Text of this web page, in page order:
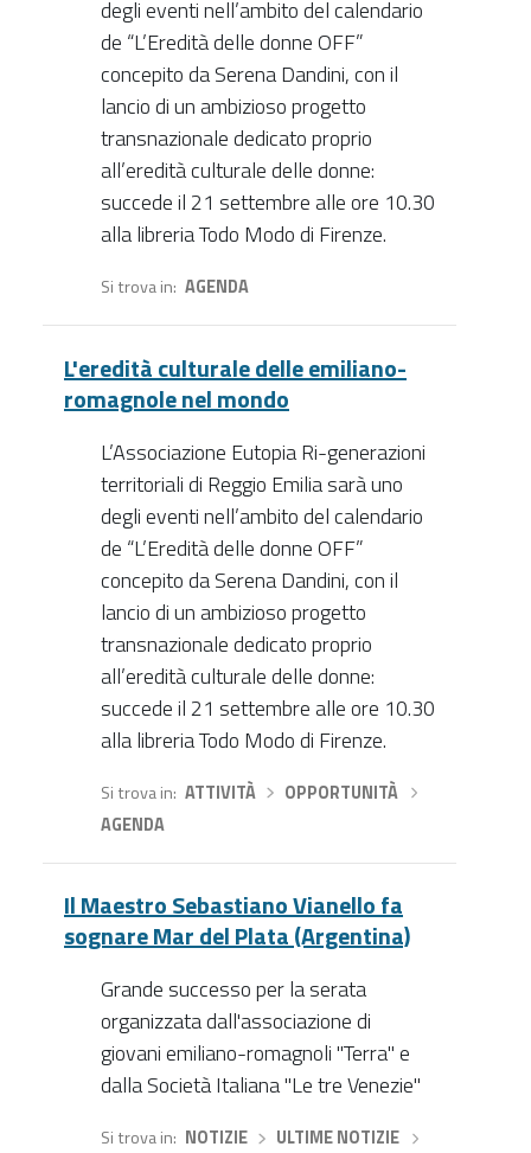
degli eventi nell’ambito del calendario
de “L’Eredità delle donne OFF”
concepito da Serena Dandini, con il
lancio di un ambizioso progetto
transnazionale dedicato proprio
all’eredità culturale delle donne:
succede il 21 settembre alle ore 10.30
alla libreria Todo Modo di Firenze.
Si trova in AGENDA
L'eredità culturale delle emiliano-
romagnole nel mondo
L’Associazione Eutopia Ri-generazioni
territoriali di Reggio Emilia sarà uno
degli eventi nell’ambito del calendario
de “L’Eredità delle donne OFF”
concepito da Serena Dandini, con il
lancio di un ambizioso progetto
transnazionale dedicato proprio
all’eredità culturale delle donne:
succede il 21 settembre alle ore 10.30
alla libreria Todo Modo di Firenze.
Si trova in ATTIVITÀ› OPPORTUNITÀ
AGENDA
Il Maestro Sebastiano Vianello fa
sognare Mar del Plata (Argentina)
Grande successo per la serata
organizzata dall'associazione di
giovani emiliano-romagnoli "Terra" e
dalla Società Italiana "Le tre Venezie"
Si trova in NOTIZIE› ULTIME NOTIZIE